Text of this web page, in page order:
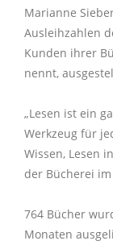
Marianne
Ausleihzahlen
Kunden ihrer
nennt,
„Lesen ist ein
Werkzeug für
Wissen, Lesen
der Bücherei
764 Bücher
Monaten